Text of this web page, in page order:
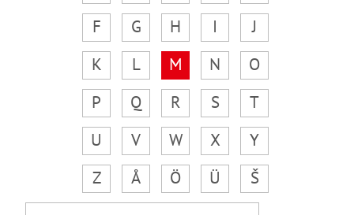
F
G H I
J
K
L M N
O
P
Q R S
T
U
V W X
Y
Z
Å Ö Ü Š